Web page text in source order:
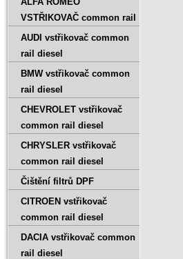
VSTŘIKOVAČ common rail
AUDI vstřikovač common
rail diesel
BMW vstřikovač common
rail diesel
CHEVROLET vstřikovač
common rail diesel
CHRYSLER vstřikovač
common rail diesel
Čištění filtrů DPF
CITROEN vstřikovač
common rail diesel
DACIA vstřikovač common
rail diesel